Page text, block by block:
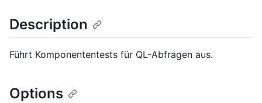
Description
Führt Komponententests für QL-Abfragen aus.
Options